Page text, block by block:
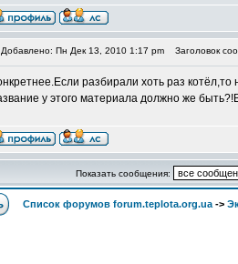
Добавлено: Пн Дек 13, 2010 1:17 pm Заголовок
разбирали хоть раз
у этого материала должно же
Показать сообщения:
Список форумов forum.teplota.org.ua ->